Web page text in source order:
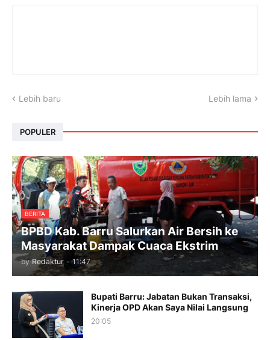
Lebih baru Lebih lama
POPULER
BERITA
BPBD Kab. Barru Salurkan Air Bersih ke
Masyarakat Dampak Cuaca Ekstrim
by Redaktur - 11:47
Bupati Barru: Jabatan Bukan Transaksi,
Kinerja OPD Akan Saya Nilai Langsung
20:05